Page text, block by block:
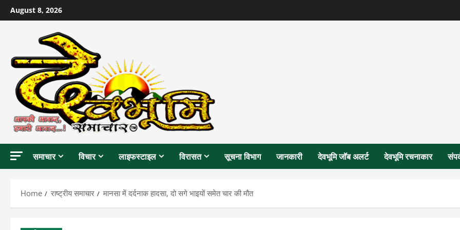
Skip
to
August 8, 2026
समाचार विचार लाइफस्टाइल विरासत सूचना विभाग जानकारी देवभूमि जॉब अलर्ट देवभूमि रचनाकार
Home राष्ट्रीय समाचार मानसा में दर्दनाक हादसा, दो सगे भाइयों समेत चार की मौत